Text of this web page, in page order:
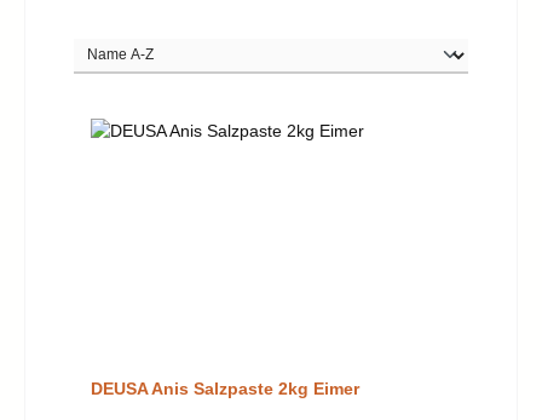
DEUSA Anis Salzpaste 2kg Eimer